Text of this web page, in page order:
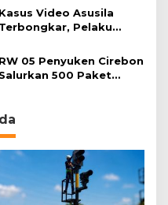
Momentum Harjad ke-
599
Kasus Video Asusila
Terbongkar, Pelaku
Korban Baru
RW 05 Penyuken Cirebon
Salurkan 500 Paket